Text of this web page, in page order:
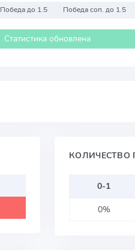
Победа до 1.5 Победа соп. до 1.5
Статистика обновлена
КОЛИЧЕСТВО
0-1
0%